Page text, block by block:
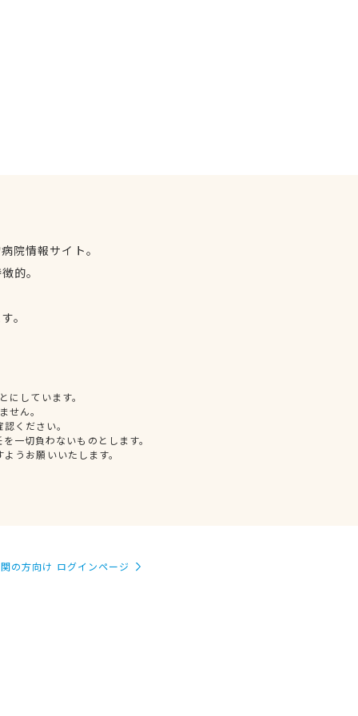
院情報サイト。
的。
。
しています。
せん。
ください。
一切負わないものとします。
うお願いいたします。
の方向け ログインページ